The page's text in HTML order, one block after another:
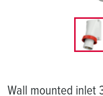
Wall mounted inlet